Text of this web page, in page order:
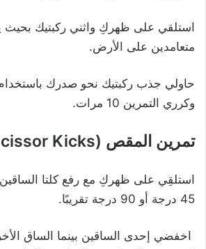
استلقي على ظهركِ واثني ركبتيك بحيث
متعامدين على الأرض.
حاولي جذب ركبتيك نحو صدرك
وكرري التمرين 10 مرات.
تمرين المقص (Scissor Kicks)
استلقِي على ظهركِ مع رفع كلتا
45 درجة أو 90 درجة تقريبًا.
اخفضي إحدى الساقين بينما الساق